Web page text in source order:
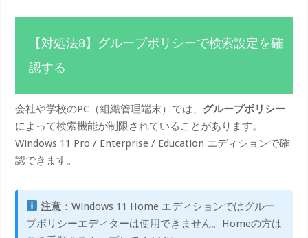
【対処法8】グループポリシーで検索設定を確
認する
会社や学校のPC（組織管理端末）では、 グループポリシー
によって検索機能が制限されていることがあります。
Windows 11 Pro / Enterprise / Education エディションで確
認できます。
注意 ：Windows 11 Home エディションではグルー
プポリシーエディターは使用できません。Homeの方は